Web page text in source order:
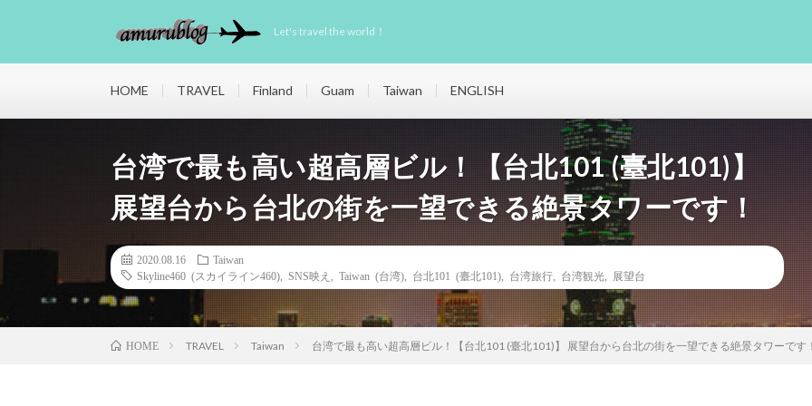
Let's travel the world！
HOME TRAVEL Finland Guam Taiwan ENGLISH
台湾で最も高い超高層ビル！【台北101 (臺北101)】
展望台から台北の街を一望できる絶景タワーです！
2020.08.16
Taiwan
Skyline460 (スカイライン460)
SNS映え Taiwan (台湾) 台北101 (臺北101) 台湾旅行 台湾観光 展望台
HOME TRAVEL Taiwan 台湾で最も高い超高層ビル！【台北101 (臺北101)】 展望台から台北の街を一望できる絶景タワーです